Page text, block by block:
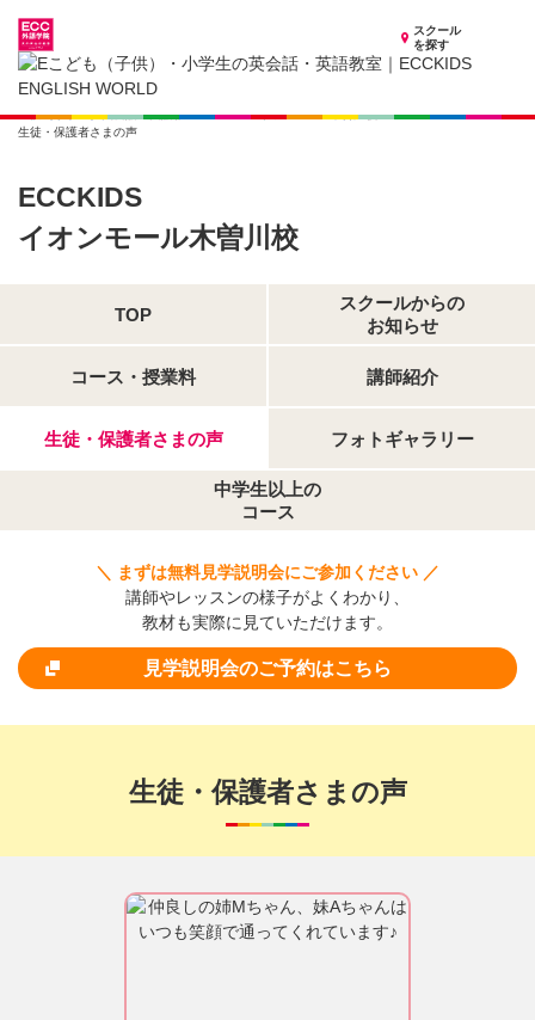
スクール
を探す
愛知県の子供英会話・英語教室
子供（小学生）英会話・英語教室 ECCKIDS イオンモール木曽川校
生徒・保護者さまの声
ECCKIDS
イオンモール木曽川校
TOP
スクールからの
お知らせ
コース・授業料 講師紹介
生徒・保護者さまの声 フォトギャラリー
中学生以上の
コース
＼ まずは無料見学説明会にご参加ください ／
講師やレッスンの様子がよくわかり、
教材も実際に見ていただけます。
見学説明会のご予約はこちら
生徒・保護者さまの声